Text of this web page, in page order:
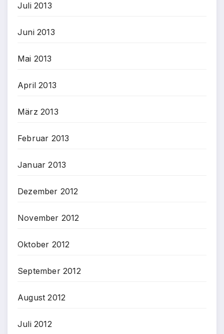
Juli 2013
Juni 2013
Mai 2013
April 2013
März 2013
Februar 2013
Januar 2013
Dezember 2012
November 2012
Oktober 2012
September 2012
August 2012
Juli 2012